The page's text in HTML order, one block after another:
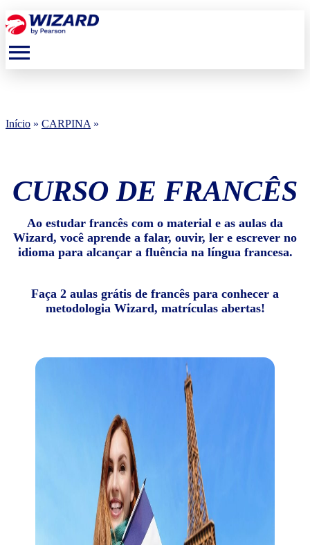
menu
Início » CARPINA »
CURSO DE FRANCÊS
Ao estudar francês com o material e as aulas da
Wizard, você aprende a falar, ouvir, ler e escrever no
idioma para alcançar a fluência na língua francesa.
Faça 2 aulas grátis de francês para conhecer a
metodologia Wizard, matrículas abertas!